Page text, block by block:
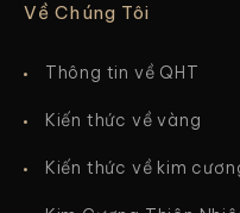
Về Chúng Tôi
Thông tin về QHT
Kiến thức về vàng
Kiến thức về kim